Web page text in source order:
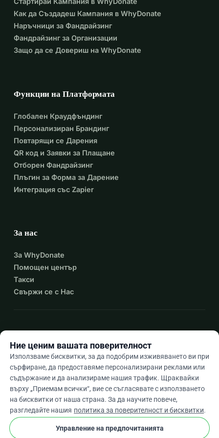
институт при завръщането и пристигането на Матияс в
Лайпциг
багаж, SIM карта и такси в чужбина)
Извършено е плащане от 20.983,05 на 03.04.25, за да се
покрият текущите разходи.
Всички тези суми вече са платени и преведени от
сметката на Ерик Ципфел.
Как да Създадеш Кампания в WhyDonate
Наръчници за Фандрайзинг
Фандрайзинг за Организации
Защо да се Довериш на WhyDonate
Функции на Платформата
Глобален Краудфъндинг
Персонализиран Брандинг
Повтарящи се Дарения
QR код и Заявки за Плащане
Отборен Фандрайзинг
Плъгин за Форма за Дарение
Интеграция със Zapier
За нас
За WhyDonate
Помощен център
Такси
Свържи се с Нас
Bgarrow_drop_down
★★★★★4,9 / 5 въз основа на 500+ отзива
Ние ценим вашата поверителност
Използваме бисквитки, за да подобрим изживяването ви при
сърфиране, да предоставяме персонализирани реклами или
съдържание и да анализираме нашия трафик. Щраквайки
върху „Приемам всички“, вие се съгласявате с използването
на бисквитки от наша страна. За да научите повече,
разгледайте нашия политика за поверителност и бисквитки.
Управление на предпочитанията